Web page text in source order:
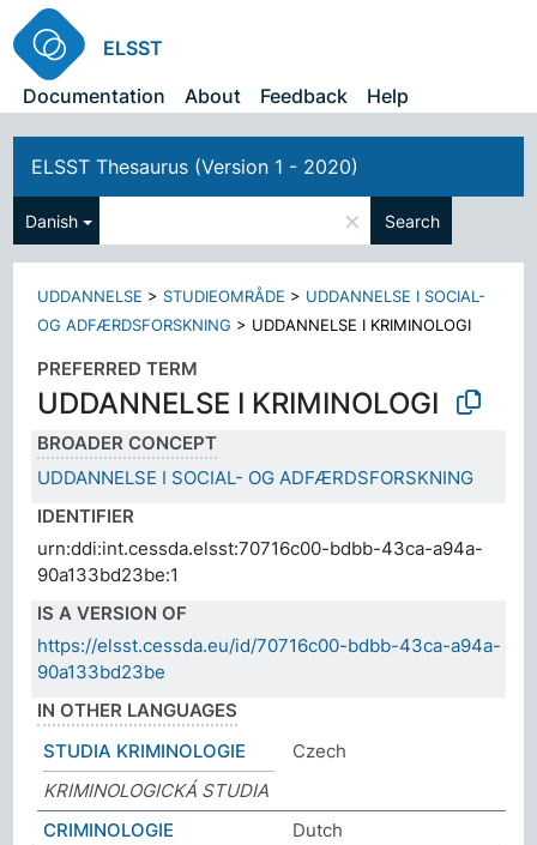
ELSST
Documentation
About Feedback Help
ELSST Thesaurus (Version 1 - 2020)
Danish × Search
UDDANNELSE > STUDIEOMRÅDE > UDDANNELSE I SOCIAL-
OG ADFÆRDSFORSKNING > UDDANNELSE I KRIMINOLOGI
PREFERRED TERM
UDDANNELSE I KRIMINOLOGI
BROADER CONCEPT
UDDANNELSE I SOCIAL- OG ADFÆRDSFORSKNING
IDENTIFIER
urn:ddi:int.cessda.elsst:70716c00-bdbb-43ca-a94a-
90a133bd23be:1
IS A VERSION OF
https://elsst.cessda.eu/id/70716c00-bdbb-43ca-a94a-
90a133bd23be
IN OTHER LANGUAGES
STUDIA KRIMINOLOGIE
Czech
KRIMINOLOGICKÁ STUDIA
CRIMINOLOGIE
Dutch